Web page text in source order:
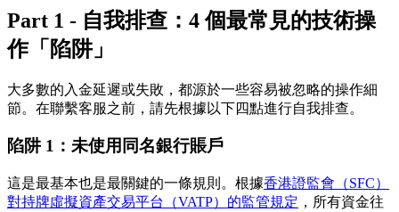
Part 1 - 自我排查：4 個最常見的技術操
作「陷阱」
大多數的入金延遲或失敗，都源於一些容易被忽略的操作細
節。在聯繫客服之前，請先根據以下四點進行自我排查。
陷阱 1：未使用同名銀行賬戶
這是最基本也是最關鍵的一條規則。根據香港證監會（SFC）
對持牌虛擬資產交易平台（VATP）的監管規定 ，所有資金往